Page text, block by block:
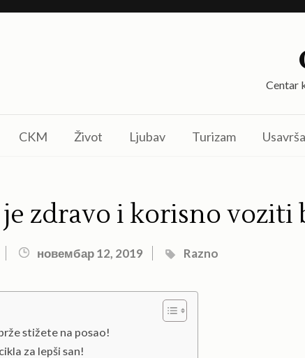
Centar
CKM Život Ljubav Turizam
je zdravo i korisno voziti
новембар 12, 2019 Razno
stižete na posao!
za lepši san!